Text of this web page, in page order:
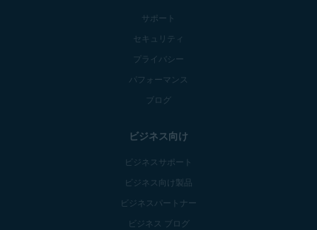
サポート
セキュリティ
プライバシー
パフォーマンス
ブログ
ビジネス向け
ビジネスサポート
ビジネス向け製品
ビジネスパートナー
ビジネス ブログ